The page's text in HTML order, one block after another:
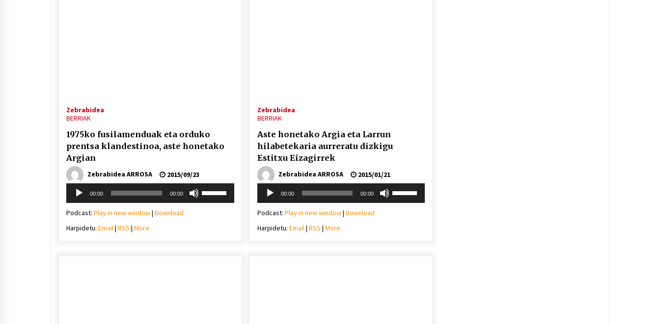
Zebrabidea
BERRIAK
1975ko fusilamenduak eta orduko
prentsa klandestinoa, aste honetako
Argian
Zebrabidea ARROSA
2015/09/23
Soinu
erreproduzigailua
00:00 00:00
Podcast: Play in new window| Download
Harpidetu: Email| RSS | More
Zebrabidea
BERRIAK
Aste honetako Argia eta Larrun
hilabetekaria aurreratu dizkigu
Estitxu Eizagirrek
Zebrabidea ARROSA
2015/01/21
Soinu
erreproduzigailua
00:00 00:00
Podcast: Play in new window| Download
Harpidetu: Email| RSS | More